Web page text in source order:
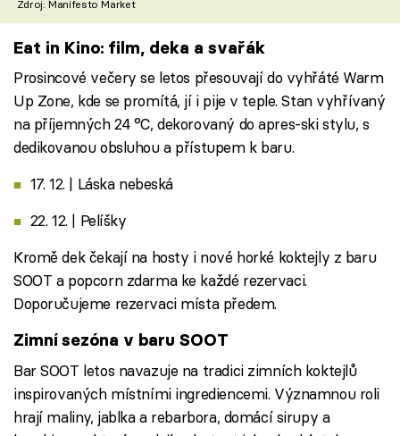
Zdroj: Manifesto Market
Eat in Kino: film, deka a svařák
Prosincové večery se letos přesouvají do vyhřáté Warm
Up Zone, kde se promítá, jí i pije v teple. Stan vyhřívaný
na příjemných 24 °C, dekorovaný do apres-ski stylu, s
dedikovanou obsluhou a přístupem k baru.
17. 12. | Láska nebeská
22. 12. | Pelíšky
Kromě dek čekají na hosty i nové horké koktejly z baru
SOOT a popcorn zdarma ke každé rezervaci.
Doporučujeme rezervaci místa předem.
Zimní sezóna v baru SOOT
Bar SOOT letos navazuje na tradici zimních koktejlů
inspirovaných místními ingrediencemi. Významnou roli
hrají maliny, jablka a rebarbora, domácí sirupy a